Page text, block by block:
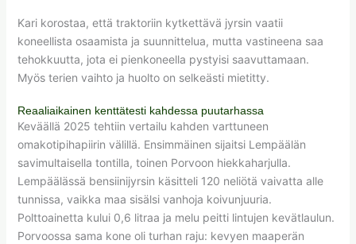
Kari korostaa, että traktoriin kytkettävä jyrsin vaatii
koneellista osaamista ja suunnittelua, mutta vastineena saa
tehokkuutta, jota ei pienkoneella pystyisi saavuttamaan.
Myös terien vaihto ja huolto on selkeästi mietitty.
Reaaliaikainen kenttätesti kahdessa puutarhassa
Keväällä 2025 tehtiin vertailu kahden varttuneen
omakotipihapiirin välillä. Ensimmäinen sijaitsi Lempäälän
savimultaisella tontilla, toinen Porvoon hiekkaharjulla.
Lempäälässä bensiinijyrsin käsitteli 120 neliötä vaivatta alle
tunnissa, vaikka maa sisälsi vanhoja koivunjuuria.
Polttoainetta kului 0,6 litraa ja melu peitti lintujen kevätlaulun.
Porvoossa sama kone oli turhan raju: kevyen maaperän